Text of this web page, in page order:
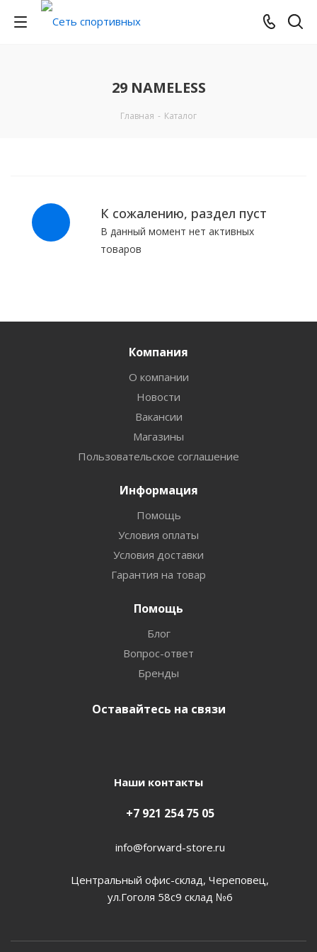
29 NAMELESS
Главная - Каталог
К сожалению, раздел пуст
В данный момент нет активных
товаров
Компания
О компании
Новости
Вакансии
Магазины
Пользовательское соглашение
Информация
Помощь
Условия оплаты
Условия доставки
Гарантия на товар
Помощь
Блог
Вопрос-ответ
Бренды
Оставайтесь на связи
Наши контакты
+7 921 254 75 05
info@forward-store.ru
Центральный офис-склад, Череповец,
ул.Гоголя 58с9 склад №6